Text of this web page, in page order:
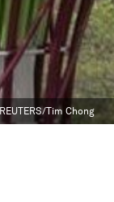
REUTERS/Tim Chong